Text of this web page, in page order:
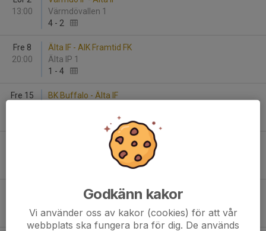
13:00
Värmdövallen 1
4 - 2
Fre 8
20:00
Älta IF - AIK Framtid FK
Älta IP 1
1 - 4
Fre 15
BK Buffalo - Älta IF
Älta IF - Reymersholms IK
Stavsborgs BP 1
Älta IF - Sickla IF
0-4
Godkänn kakor
Vi använder oss av kakor (cookies) för att vår
webbplats ska fungera bra för dig. De används